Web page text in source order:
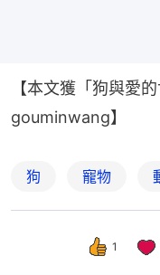
【本文獲「狗與愛
gouminwang】
狗 寵物
1